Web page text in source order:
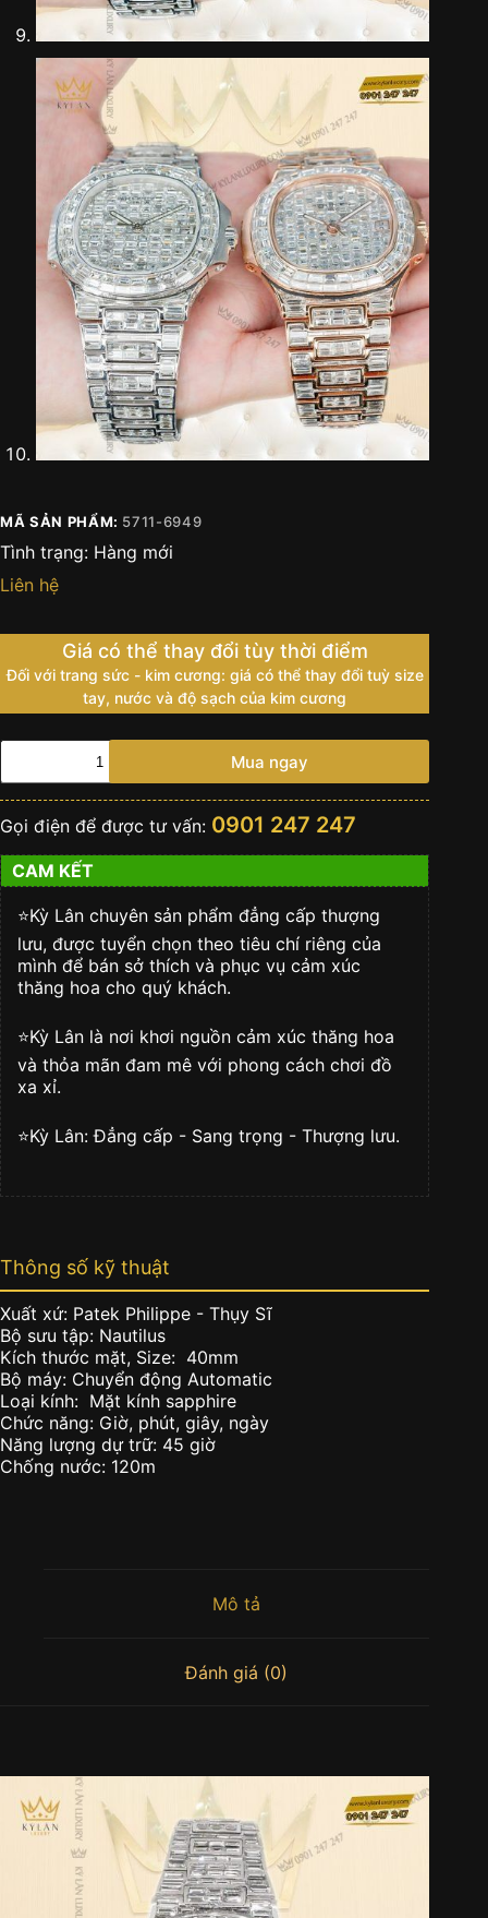
MÃ SẢN PHẨM: 5711-6949
Tình trạng: Hàng mới
Liên hệ
Giá có thể thay đổi tùy thời điểm
Đối với trang sức - kim cương: giá có thể thay đổi tuỳ size
tay, nước và độ sạch của kim cương
Đồng
Nautilus
5711
White
Gold
18k
Baguette
Diamonds
số
lượng
Mua ngay
Gọi điện để được tư vấn: 0901 247 247
CAM KẾT
⭐️Kỳ Lân chuyên sản phẩm đẳng cấp thượng
lưu, được tuyển chọn theo tiêu chí riêng của
mình để bán sở thích và phục vụ cảm xúc
thăng hoa cho quý khách.
⭐️Kỳ Lân là nơi khơi nguồn cảm xúc thăng hoa
và thỏa mãn đam mê với phong cách chơi đồ
xa xỉ.
⭐️Kỳ Lân: Đẳng cấp - Sang trọng - Thượng lưu.
Thông số kỹ thuật
Xuất xứ: Patek Philippe - Thụy Sĩ
Bộ sưu tập: Nautilus
Kích thước mặt, Size: 40mm
Bộ máy: Chuyển động Automatic
Loại kính: Mặt kính sapphire
Chức năng: Giờ, phút, giây, ngày
Năng lượng dự trữ: 45 giờ
Chống nước: 120m
Mô tả
Đánh giá (0)